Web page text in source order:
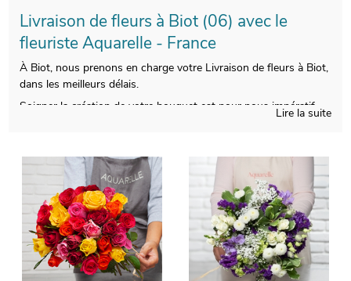
Livraison de fleurs à Biot (06) avec le
fleuriste Aquarelle - France
À Biot, nous prenons en charge votre Livraison de fleurs à Biot,
dans les meilleurs délais.
Soigner la création de votre bouquet est pour nous impératif,
protection, puis nous prendrons une photo pour vous. L’objectif
est de vous envoyer la photo de manière à ce que vous puissiez
vous assurer que le bouquet que nous avons composé
correspond à celui que vous avez sélectionné. Finalement, il
sera livré très rapidement à Biot. Rendez votre bouquet plus
original encore avec un message ou une photo selon vos
envies.
Lire la suite